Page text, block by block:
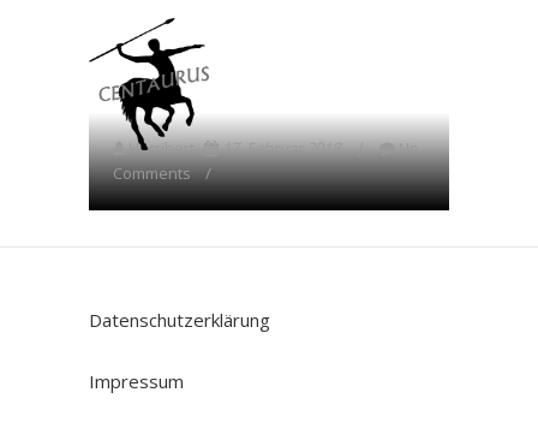
Harribert 17. Februar 2018
No
Comments
Datenschutzerklärung
Impressum